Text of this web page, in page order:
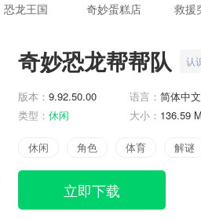
恐龙王国 奇妙蛋糕店
救援
奇妙恐龙帮帮队 认
版本： 9.92.50.00 语言： 简体中文
类型： 休闲 大小： 136.59
休闲 角色 体育 解谜
立即下载